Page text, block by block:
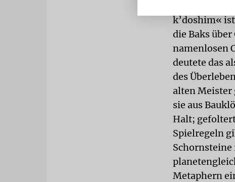
k’doshim«
die Baks
namenlosen
deutete das
des
alten Meister
sie aus
Halt;
Spielregeln
Metaphern